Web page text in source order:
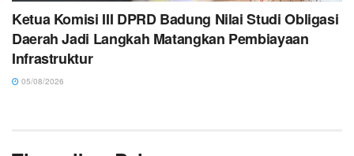
Ketua Komisi III DPRD Badung Nilai Studi Obligasi
Daerah Jadi Langkah Matangkan Pembiayaan
Infrastruktur
05/08/2026